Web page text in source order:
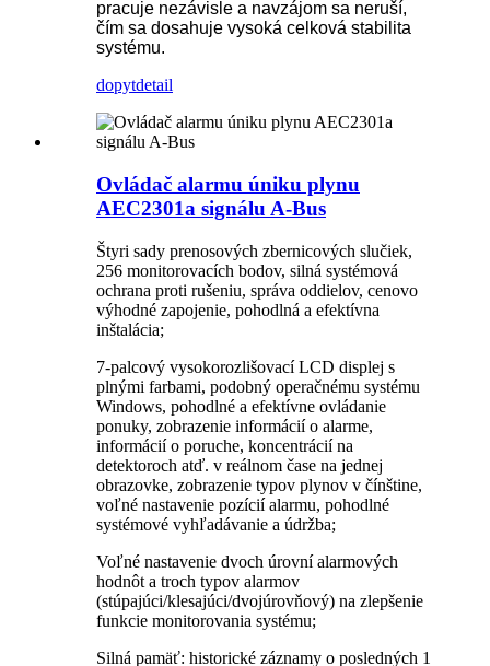
pracuje nezávisle a navzájom sa neruší,
čím sa dosahuje vysoká celková stabilita
systému.
dopytdetail
Ovládač alarmu úniku plynu
AEC2301a signálu A-Bus
Štyri sady prenosových zbernicových slučiek,
256 monitorovacích bodov, silná systémová
ochrana proti rušeniu, správa oddielov, cenovo
výhodné zapojenie, pohodlná a efektívna
inštalácia;
7-palcový vysokorozlišovací LCD displej s
plnými farbami, podobný operačnému systému
Windows, pohodlné a efektívne ovládanie
ponuky, zobrazenie informácií o alarme,
informácií o poruche, koncentrácií na
detektoroch atď. v reálnom čase na jednej
obrazovke, zobrazenie typov plynov v čínštine,
voľné nastavenie pozícií alarmu, pohodlné
systémové vyhľadávanie a údržba;
Voľné nastavenie dvoch úrovní alarmových
hodnôt a troch typov alarmov
(stúpajúci/klesajúci/dvojúrovňový) na zlepšenie
funkcie monitorovania systému;
Silná pamäť: historické záznamy o posledných 1